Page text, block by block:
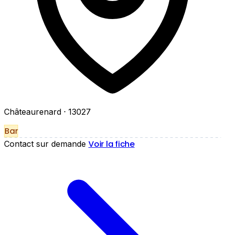
Châteaurenard · 13027
Bar
Contact sur demande Voir la fiche